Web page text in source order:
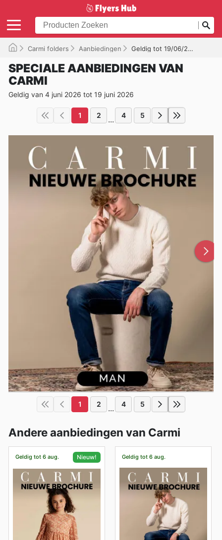
Carmi folders Aanbiedingen Geldig tot 19/06/2026
SPECIALE AANBIEDINGEN VAN
CARMI
Geldig van 4 juni 2026 tot 19 juni 2026
1 2 ... 4 5
1 2 ... 4 5
Andere aanbiedingen van Carmi
Geldig tot 6 aug. Nieuw! Geldig tot 6 aug.